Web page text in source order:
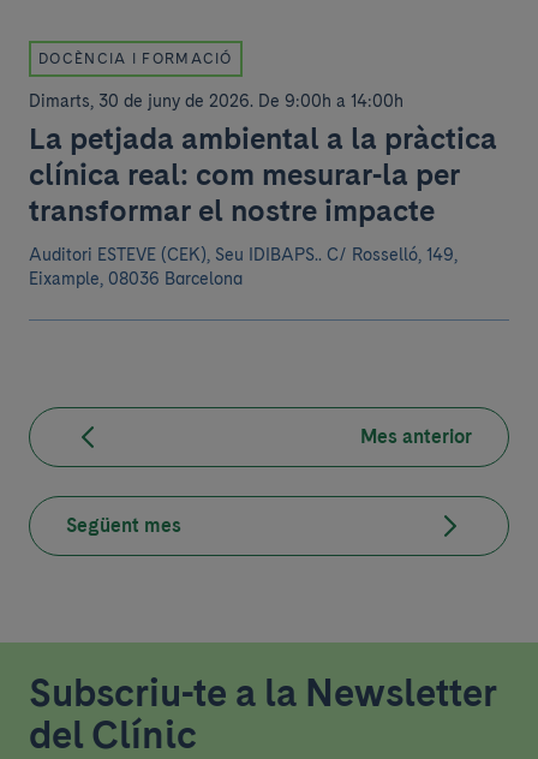
DOCÈNCIA I FORMACIÓ
Dimarts, 30 de juny de 2026. De 9:00h a 14:00h
La petjada ambiental a la pràctica
clínica real: com mesurar-la per
transformar el nostre impacte
Auditori ESTEVE (CEK), Seu IDIBAPS.. C/ Rosselló, 149,
Eixample, 08036 Barcelona
Mes anterior
Següent mes
Subscriu-te a la Newsletter
del Clínic